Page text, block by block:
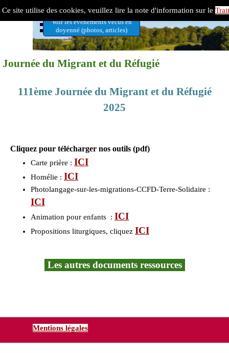
Ce site utilise des cookies, veuillez lire la note d'information sur le
Sauter le menu
Doyenné 7 Vallées-Ternois
Voir les évènements vécus en
doyenné (photos, articles)
Journée du Migrant et du Réfugié
111ème Journée du Migrant et du Réfugié
2025
Cliquez pour télécharger nos outils (pdf)
Carte prière : ICI
Homélie : ICI
Photolangage-sur-les-migrations-CCFD-Terre-Solidaire :
ICI
Animation pour enfants : ICI
Propositions liturgiques, cliquez ICI
Les autres documents ressources
Mentions légales